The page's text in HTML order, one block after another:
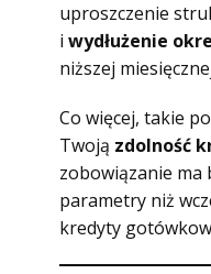
uproszczenie
i wydłużenie
niższej
Co więcej, takie
Twoją zdolność
zobowiązanie
parametry niż
kredyty